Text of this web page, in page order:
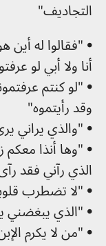
التجاديف"
• "فقالوا له أين
أنا ولا أبي لو
• "لو كنتم
وقد رأيتموه"
• "والذي يراني
• "وها أنذا معكم
الذي رآني فقد
• "لا تضطرب
• "الذي يبغضني
• "من لا يكرم